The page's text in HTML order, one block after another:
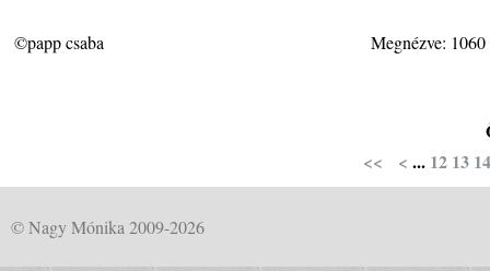
©papp csaba Megnézve:
<<
< ... 12 13 14
© Nagy Mónika 2009-2026